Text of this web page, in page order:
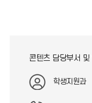
콘텐츠 담당부서 및
학생지원과